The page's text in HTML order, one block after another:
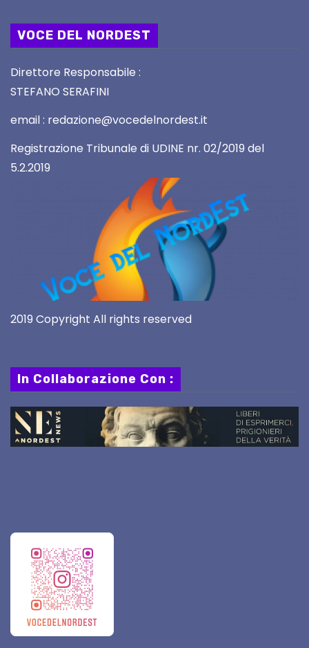
VOCE DEL NORDEST
Direttore Responsabile :
STEFANO SERAFINI
email : redazione@vocedelnordest.it
Registrazione Tribunale di UDINE nr. 02/2019 del
5.2.2019
2019 Copyright All rights reserved
In Collaborazione Con :